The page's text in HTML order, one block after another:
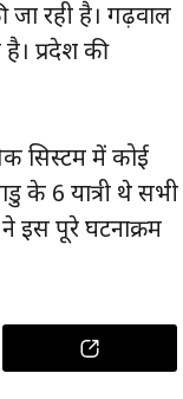
जा रही है। गढ़वाल
प्रदेश की
सिस्टम में कोई
के 6 यात्री थे सभी
इस पूरे घटनाक्रम